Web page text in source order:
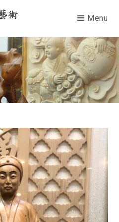
Menu